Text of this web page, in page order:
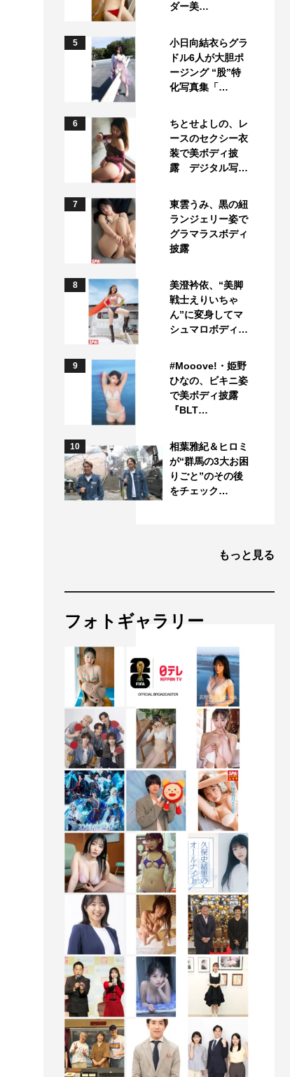
ダー美…
5
小日向結衣らグラ
ドル6人が大胆ポ
ージング “股”特
化写真集「…
6
ちとせよしの、レ
ースのセクシー衣
装で美ボディ披
露 デジタル写…
7
東雲うみ、黒の紐
ランジェリー姿で
グラマラスボディ
披露
8
美澄衿依、“美脚
戦士えりいちゃ
ん”に変身してマ
シュマロボディ…
9
#Mooove!・姫野
ひなの、ビキニ姿
で美ボディ披露
『BLT…
10
相葉雅紀＆ヒロミ
が“群馬の3大お困
りごと”のその後
をチェック…
もっと見る
フォトギャラリー